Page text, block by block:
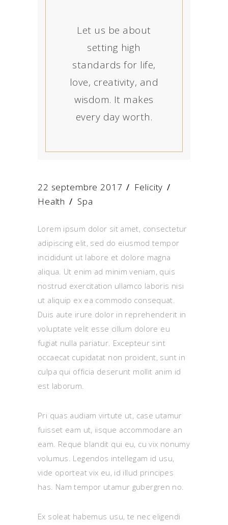
Let us be about
setting high
standards for life,
love, creativity, and
wisdom. It makes
every day worth.
22 septembre 2017
Felicity
Health / Spa
Lorem ipsum dolor sit amet, consectetur
adipiscing elit, sed do eiusmod tempor
incididunt ut labore et dolore magna
aliqua. Ut enim ad minim veniam, quis
nostrud exercitation ullamco laboris nisi
ut aliquip ex ea commodo consequat.
Duis aute irure dolor in reprehenderit in
voluptate velit esse cillum dolore eu
fugiat nulla pariatur. Excepteur sint
occaecat cupidatat non proident, sunt in
culpa qui officia deserunt mollit anim id
est laborum.
Pri quas audiam virtute ut, case utamur
fuisset eam ut, iisque accommodare an
eam. Reque blandit qui eu, cu vix nonumy
volumus. Legendos intellegam id usu,
vide oporteat vix eu, id illud principes
has. Nam tempor utamur gubergren no.
Ex soleat habemus usu, te nec eligendi